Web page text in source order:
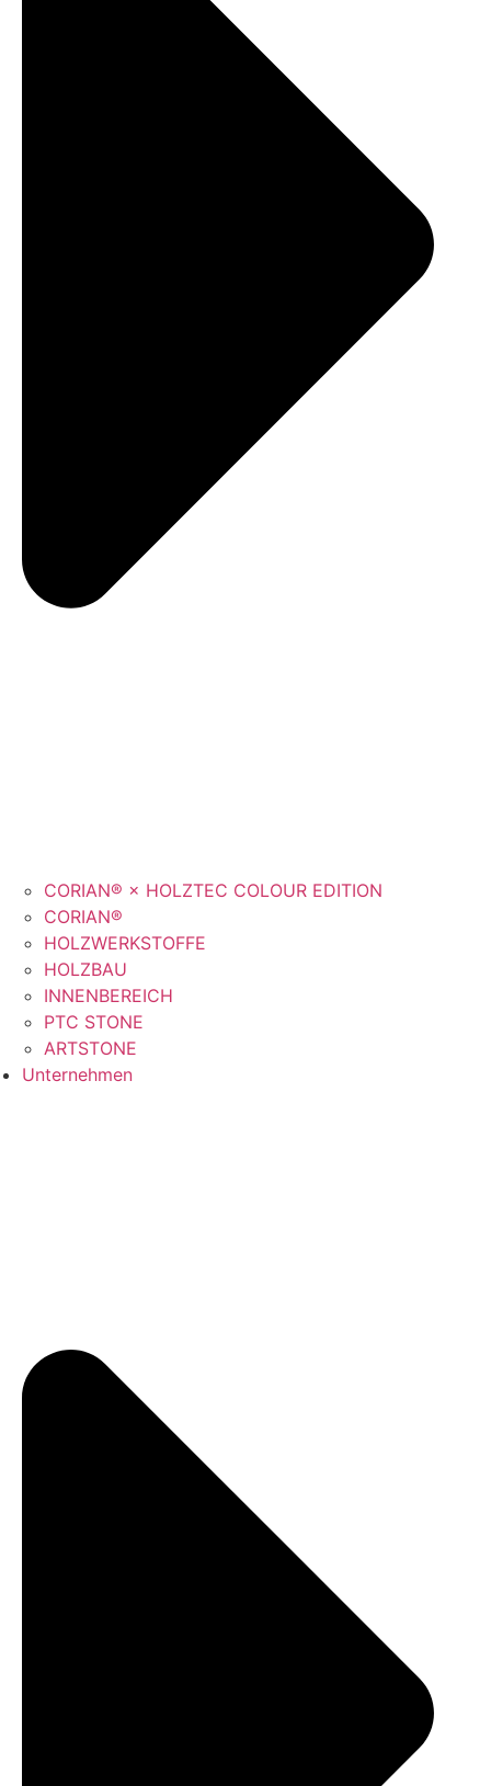
CORIAN® × HOLZTEC COLOUR EDITION
CORIAN®
HOLZWERKSTOFFE
HOLZBAU
INNENBEREICH
PTC STONE
ARTSTONE
Unternehmen